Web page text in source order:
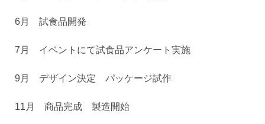
6月 試食品開発
7月 イベントにて試食品アンケート実施
9月 デザイン決定 パッケージ試作
11月 商品完成 製造開始